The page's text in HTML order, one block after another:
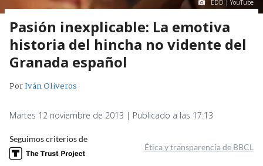
EDD | YouTube
Pasión inexplicable: La emotiva
historia del hincha no vidente del
Granada español
PorIván Oliveros
Martes 12 noviembre de 2013 | Publicado a las 17:13
Seguimos criterios de
Ética y transparencia de BBCL